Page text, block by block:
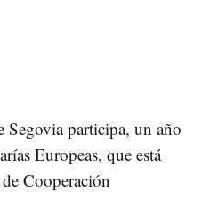
participa, un año
Europeas, que está
Cooperación